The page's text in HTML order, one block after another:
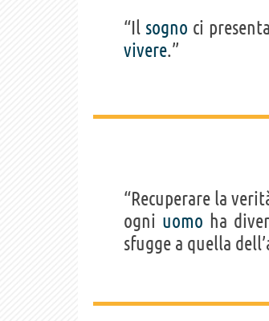
“Il sogno ci
vivere.”
“Recuperare la
ogni uomo ha
sfugge a quella